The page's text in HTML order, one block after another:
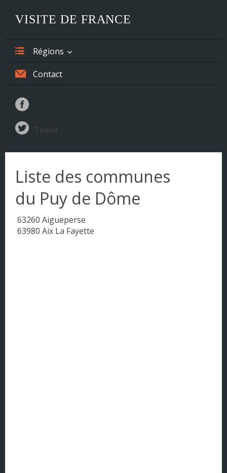
VISITE DE FRANCE
Régions
Alsace
Aquitaine
Basse-Normandie
Bretagne
Centre
Champagne-Ardenne
Contact
Tweet
Liste des communes
du Puy de Dôme
63260 Aigueperse
63980 Aix La Fayette